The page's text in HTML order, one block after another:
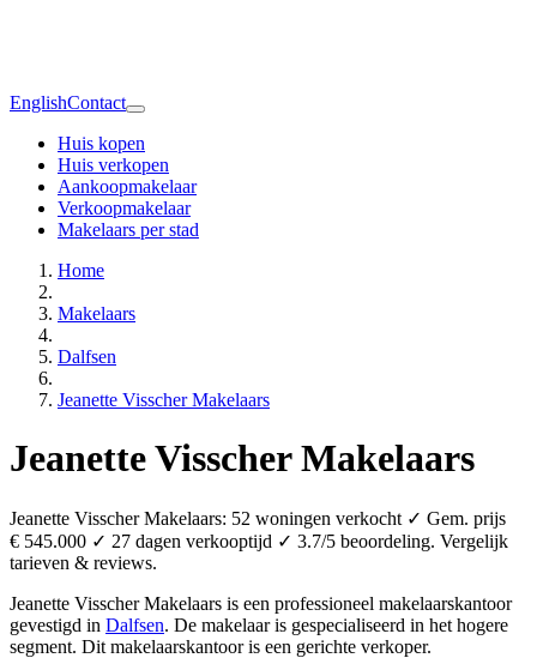
EnglishContact
Huis kopen
Huis verkopen
Aankoopmakelaar
Verkoopmakelaar
Makelaars per stad
Home
Makelaars
Dalfsen
Jeanette Visscher Makelaars
Jeanette Visscher Makelaars
Jeanette Visscher Makelaars: 52 woningen verkocht ✓ Gem. prijs
€ 545.000 ✓ 27 dagen verkooptijd ✓ 3.7/5 beoordeling. Vergelijk
tarieven & reviews.
Jeanette Visscher Makelaars is een professioneel makelaarskantoor
gevestigd in Dalfsen. De makelaar is gespecialiseerd in het hogere
segment. Dit makelaarskantoor is een gerichte verkoper.